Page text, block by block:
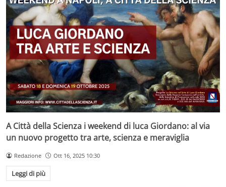
A Città della Scienza i weekend di luca Giordano: al via
un nuovo progetto tra arte, scienza e meraviglia
Redazione Ott 16, 2025 10:30
Leggi di più